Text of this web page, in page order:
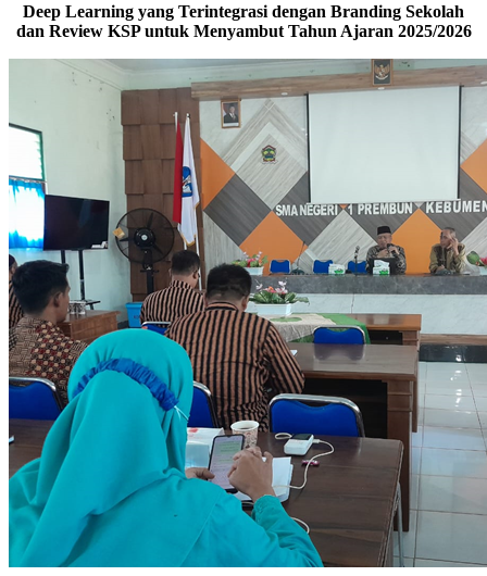
Deep Learning yang Terintegrasi dengan Branding Sekolah
dan Review KSP untuk Menyambut Tahun Ajaran 2025/2026